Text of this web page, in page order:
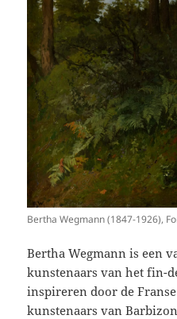
Bertha Wegmann (1847-1926),
Bertha Wegmann is een
kunstenaars van het fin-
inspireren door de
kunstenaars van